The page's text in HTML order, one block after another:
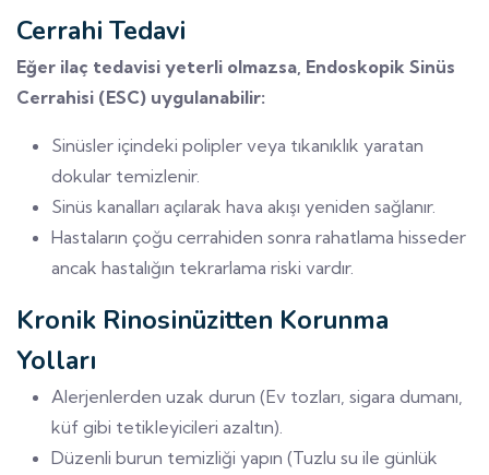
Cerrahi Tedavi
Eğer ilaç tedavisi yeterli olmazsa, Endoskopik Sinüs
Cerrahisi (ESC) uygulanabilir:
Sinüsler içindeki polipler veya tıkanıklık yaratan
dokular temizlenir.
Sinüs kanalları açılarak hava akışı yeniden sağlanır.
Hastaların çoğu cerrahiden sonra rahatlama hisseder
ancak hastalığın tekrarlama riski vardır.
Kronik Rinosinüzitten Korunma
Yolları
Alerjenlerden uzak durun (Ev tozları, sigara dumanı,
küf gibi tetikleyicileri azaltın).
Düzenli burun temizliği yapın (Tuzlu su ile günlük